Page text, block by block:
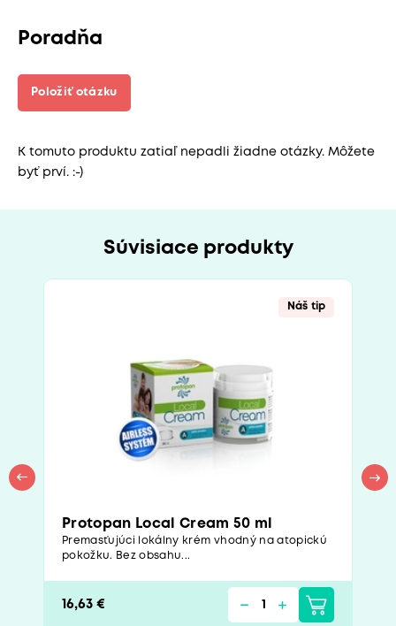
Poradňa
Položiť otázku
K tomuto produktu zatiaľ nepadli žiadne otázky. Môžete
byť prví. :-)
Súvisiace produkty
Náš tip
Protopan Local Cream 50 ml
Premasťujúci lokálny krém vhodný na atopickú
pokožku. Bez obsahu...
16,63 €